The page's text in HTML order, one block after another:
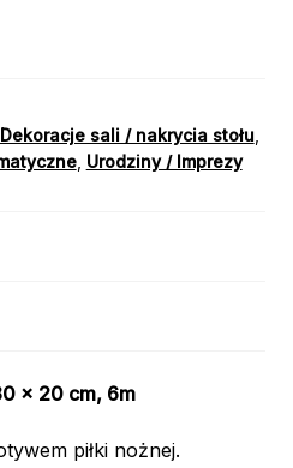
Dekoracje sali / nakrycia stołu,
, Urodziny / Imprezy
x 20 cm, 6m
piłki nożnej.